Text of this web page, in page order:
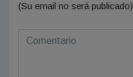
(Su email no será publicado)